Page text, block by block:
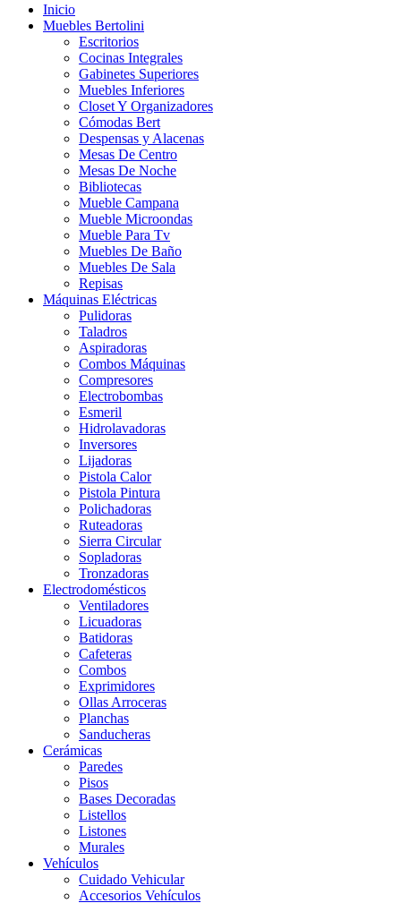
Inicio
Muebles Bertolini
Escritorios
Cocinas Integrales
Gabinetes Superiores
Muebles Inferiores
Closet Y Organizadores
Cómodas Bert
Despensas y Alacenas
Mesas De Centro
Mesas De Noche
Bibliotecas
Mueble Campana
Mueble Microondas
Mueble Para Tv
Muebles De Baño
Muebles De Sala
Repisas
Máquinas Eléctricas
Pulidoras
Taladros
Aspiradoras
Combos Máquinas
Compresores
Electrobombas
Esmeril
Hidrolavadoras
Inversores
Lijadoras
Pistola Calor
Pistola Pintura
Polichadoras
Ruteadoras
Sierra Circular
Sopladoras
Tronzadoras
Electrodomésticos
Ventiladores
Licuadoras
Batidoras
Cafeteras
Combos
Exprimidores
Ollas Arroceras
Planchas
Sanducheras
Cerámicas
Paredes
Pisos
Bases Decoradas
Listellos
Listones
Murales
Vehículos
Cuidado Vehicular
Accesorios Vehículos